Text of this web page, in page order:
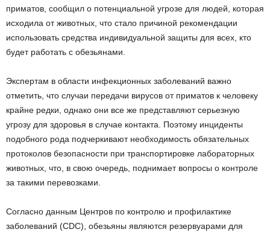
приматов, сообщил о потенциальной угрозе для людей, которая
исходила от животных, что стало причиной рекомендации
использовать средства индивидуальной защиты для всех, кто
будет работать с обезьянами.
Экспертам в области инфекционных заболеваний важно
отметить, что случаи передачи вирусов от приматов к человеку
крайне редки, однако они все же представляют серьезную
угрозу для здоровья в случае контакта. Поэтому инциденты
подобного рода подчеркивают необходимость обязательных
протоколов безопасности при транспортировке лабораторных
животных, что, в свою очередь, поднимает вопросы о контроле
за такими перевозками.
Согласно данным Центров по контролю и профилактике
заболеваний (CDC), обезьяны являются резервуарами для